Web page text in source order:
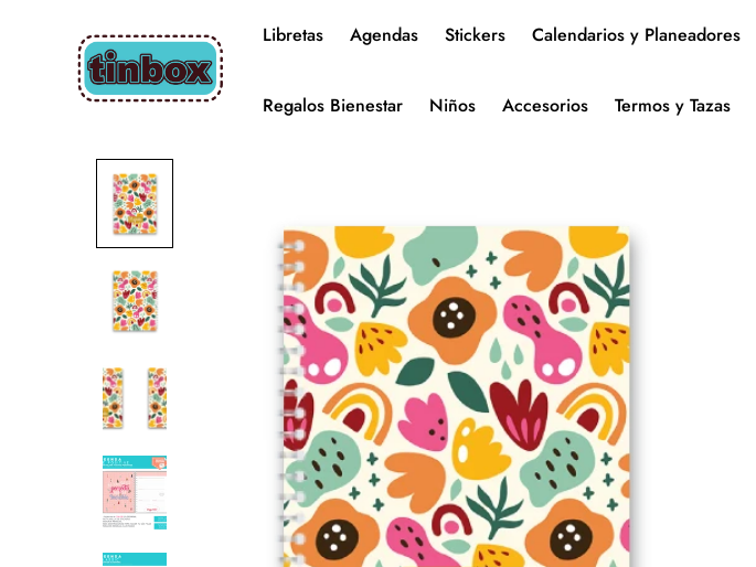
Libretas Agendas Stickers Calendarios y Planeadores
Regalos Bienestar Niños Accesorios Termos y Tazas